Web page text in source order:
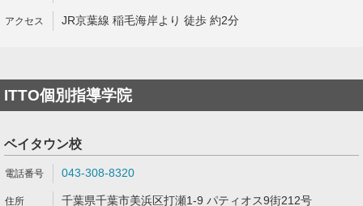
JR京葉線 稲毛海岸より 徒歩 約2分
ITTO個別指導学院
ベイタウン校
043-308-8320
千葉県千葉市美浜区打瀬1-9 パティオス9街212号